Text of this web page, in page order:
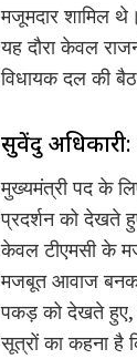
मजूमदार शामिल
यह दौरा केवल
विधायक दल की
सुवेंदु
मुख्यमंत्री पद के
प्रदर्शन को देखते
केवल टीएमसी के
मजबूत आवाज
पकड़ को देखते हुए,
सूत्रों का कहना है